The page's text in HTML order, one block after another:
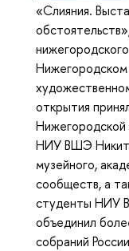
«Слияния.
открытия
Нижегородской
НИУ ВШЭ
музейного,
сообществ, а
студенты НИУ
объединил
собраний